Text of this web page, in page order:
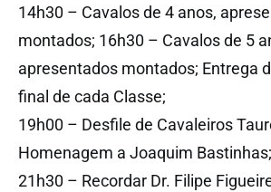
14h30 – Cavalos de 4 anos,
montados; 16h30 – Cavalos de 5
apresentados montados; Entrega
final de cada Classe;
19h00 – Desfile de Cavaleiros
Homenagem a Joaquim Bastinhas;
21h30 – Recordar Dr. Filipe